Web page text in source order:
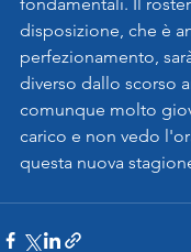
disposizione, che è
perfezionamento,
diverso dallo scorso
comunque molto
carico e non vedo
questa nuova